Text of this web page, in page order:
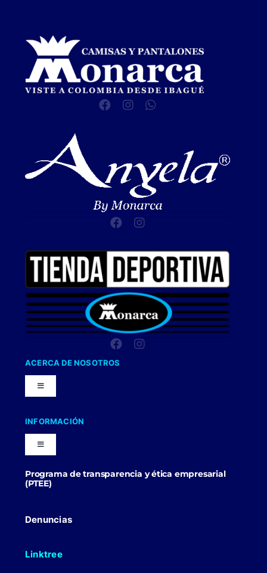
ACERCA DE NOSOTROS
Toggle
Navigation
Nuestra Compañia
Trabaja con nosotros
INFORMACIÓN
Toggle
Navigation
Blog
Politicas Comerciales
Programa de transparencia y ética empresarial
(PTEE)
Denuncias
Linktree